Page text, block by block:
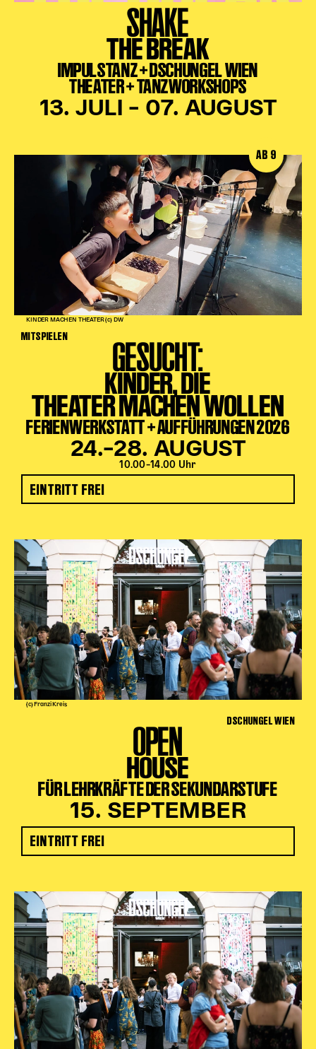
SHAKE
THE BREAK
IMPULSTANZ + DSCHUNGEL WIEN
THEATER + TANZWORKSHOPS
13. JULI – 07. AUGUST
KINDER MACHEN THEATER (c) DW
AB 9
MITSPIELEN GESUCHT:
KINDER, DIE
THEATER MACHEN WOLLEN
FERIENWERKSTATT + AUFFÜHRUNGEN 2026
24.–28. AUGUST
10.00–14.00 Uhr
EINTRITT FREI
(c) Franzi Kreis
DSCHUNGEL WIEN
OPEN
HOUSE
FÜR LEHRKRÄFTE DER SEKUNDARSTUFE
15. SEPTEMBER
EINTRITT FREI